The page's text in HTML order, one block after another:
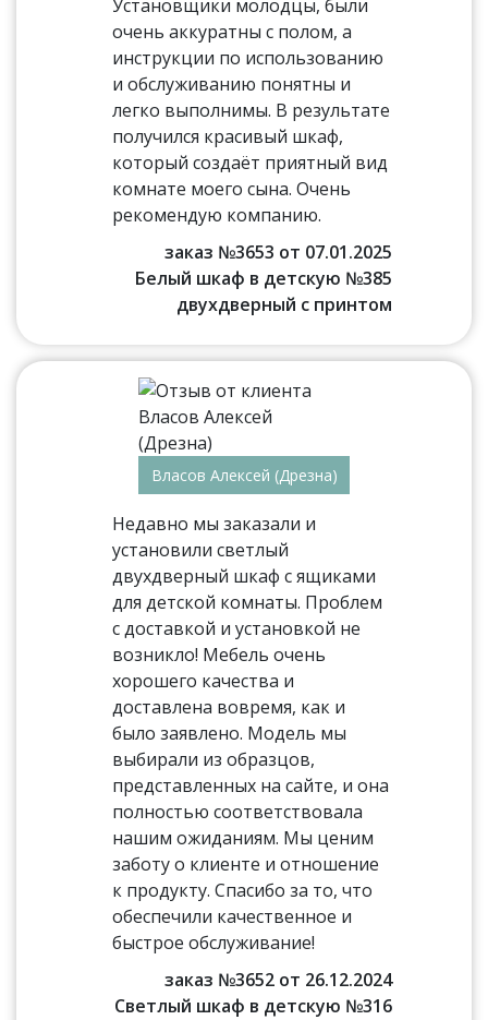
Установщики молодцы, были
очень аккуратны с полом, а
инструкции по использованию
и обслуживанию понятны и
легко выполнимы. В результате
получился красивый шкаф,
который создаёт приятный вид
комнате моего сына. Очень
рекомендую компанию.
заказ №3653 от 07.01.2025
Белый шкаф в детскую №385
двухдверный с принтом
Власов Алексей (Дрезна)
Недавно мы заказали и
установили светлый
двухдверный шкаф с ящиками
для детской комнаты. Проблем
с доставкой и установкой не
возникло! Мебель очень
хорошего качества и
доставлена вовремя, как и
было заявлено. Модель мы
выбирали из образцов,
представленных на сайте, и она
полностью соответствовала
нашим ожиданиям. Мы ценим
заботу о клиенте и отношение
к продукту. Спасибо за то, что
обеспечили качественное и
быстрое обслуживание!
заказ №3652 от 26.12.2024
Светлый шкаф в детскую №316